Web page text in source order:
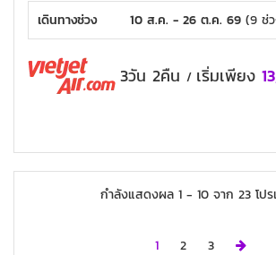
เดินทางช่วง 10 ส.ค. - 26 ต.ค. 69 (9 ช่
3วัน 2คืน / เริ่มเพียง
กำลังแสดงผล 1- 10จาก 23โปร
1 2 3 Next